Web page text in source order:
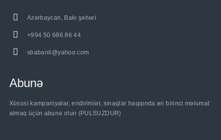
Azərbaycan, Bakı şəhəri
+994 50 686 86 44
sbabanli@yahoo.com
Abunə
Xüsusi kampaniyalar, endirimlər, sınaqlar haqqında ən birinci məlumat
almaq üçün abunə olun (PULSUZDUR)